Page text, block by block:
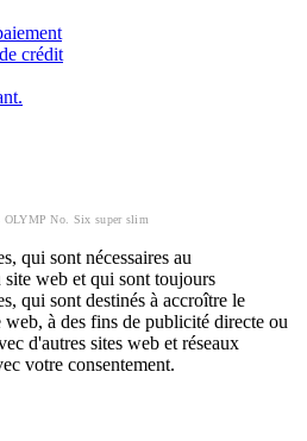
crédit
OLYMP No. Six super slim
qui sont nécessaires au
web et qui sont toujours
qui sont destinés à accroître le
à des fins de publicité directe ou
d'autres sites web et réseaux
votre consentement.